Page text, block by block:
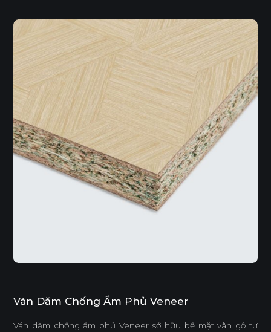
Ván Dăm Chống Ẩm Phủ Veneer
Ván dăm chống ẩm phủ Veneer sở hữu bề mặt vân gỗ tự